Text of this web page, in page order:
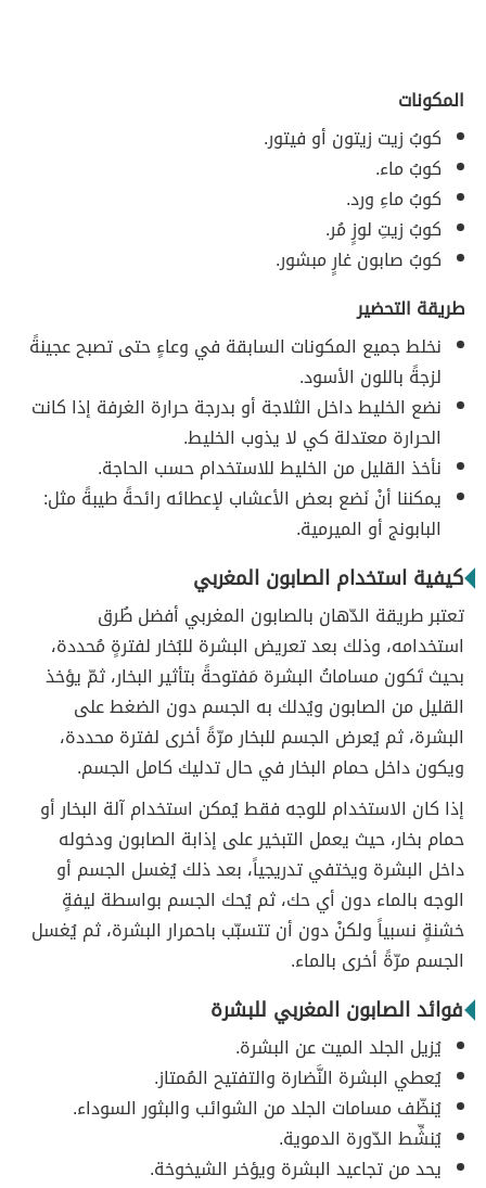
المكونات
كوبُ زيت زيتون أو فيتور.
كوبُ ماء.
كوبُ ماءِ ورد.
كوبُ زيتِ لوزٍ مُر.
كوبُ صابون غارٍ مبشور.
طريقة التحضير
نخلط جميع المكونات السابقة في وعاءٍ حتى تصبح عجينةً
لزجةً باللون الأسود.
نضع الخليط داخل الثلاجة أو بدرجة حرارة الغرفة إذا كانت
الحرارة معتدلة كي لا يذوب الخليط.
نأخذ القليل من الخليط للاستخدام حسب الحاجة.
يمكننا أنْ نَضع بعض الأعشاب لإعطائه رائحةً طيبةً مثل:
البابونج أو الميرمية.
كيفية استخدام الصابون المغربي
تعتبر طريقة الدّهان بالصابون المغربي أفضل طُرق
استخدامه، وذلك بعد تعريض البشرة للبُخار لفترةٍ مُحددة،
بحيث تَكون مساماتُ البشرة مَفتوحةً بتأثير البخار، ثمّ يؤخذ
القليل من الصابون ويُدلك به الجسم دون الضغط على
البشرة، ثم يُعرض الجسم للبخار مرّةً أخرى لفترة محددة،
ويكون داخل حمام البخار في حال تدليك كامل الجسم.
إذا كان الاستخدام للوجه فقط يُمكن استخدام آلة البخار أو
حمام بخار، حيث يعمل التبخير على إذابة الصابون ودخوله
داخل البشرة ويختفي تدريجياً، بعد ذلك يُغسل الجسم أو
الوجه بالماء دون أي حك، ثم يُحك الجسم بواسطة ليفةٍ
خشنةٍ نسبياً ولكنْ دون أن تتسبّب باحمرار البشرة، ثم يُغسل
الجسم مرّةً أخرى بالماء.
فوائد الصابون المغربي للبشرة
يُزيل الجلد الميت عن البشرة.
يُعطي البشرة النَّضارة والتفتيح المُمتاز.
يُنظّف مسامات الجلد من الشوائب والبثور السوداء.
يُنشِّط الدّورة الدموية.
يحد من تجاعيد البشرة ويؤخر الشيخوخة.